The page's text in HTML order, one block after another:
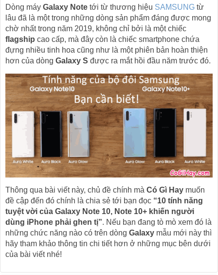
Dòng máy Galaxy Note tới từ thương hiệu SAMSUNG từ
lâu đã là một trong những dòng sản phẩm đáng được mong
chờ nhất trong năm 2019, không chỉ bởi là một chiếc
flagship cao cấp, mà đây còn là chiếc smartphone chứa
đựng nhiều tinh hoa cũng như là một phiên bản hoàn thiện
hơn của dòng Galaxy S được ra mắt hồi đầu năm trước đó.
Thông qua bài viết này, chủ đề chính mà Có Gì Hay muốn
đề cập đến đó chính là chia sẻ tới bạn đọc “10 tính năng
tuyệt vời của Galaxy Note 10, Note 10+ khiến người
dùng iPhone phải ghen tị”. Nếu bạn đang tò mò xem đó là
những chức năng nào có trên dòng Galaxy mẫu mới này thì
hãy tham khảo thông tin chi tiết hơn ở những mục bên dưới
của bài viết nhé!